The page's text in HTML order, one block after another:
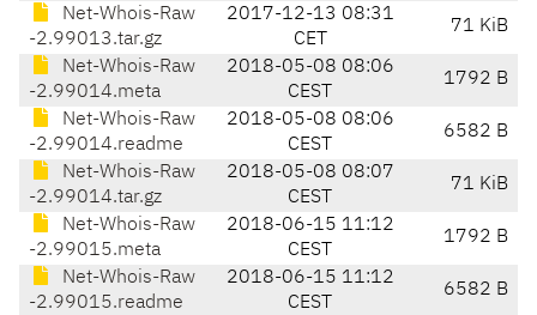
Net-Whois-Raw
-2.99013.tar.gz
2017-12-13 08:31
CET
71 KiB
Net-Whois-Raw
-2.99014.meta
2018-05-08 08:06
CEST
1792 B
Net-Whois-Raw
-2.99014.readme
2018-05-08 08:06
CEST
6582 B
Net-Whois-Raw
-2.99014.tar.gz
2018-05-08 08:07
CEST
71 KiB
Net-Whois-Raw
-2.99015.meta
2018-06-15 11:12
CEST
1792 B
Net-Whois-Raw
-2.99015.readme
2018-06-15 11:12
CEST
6582 B